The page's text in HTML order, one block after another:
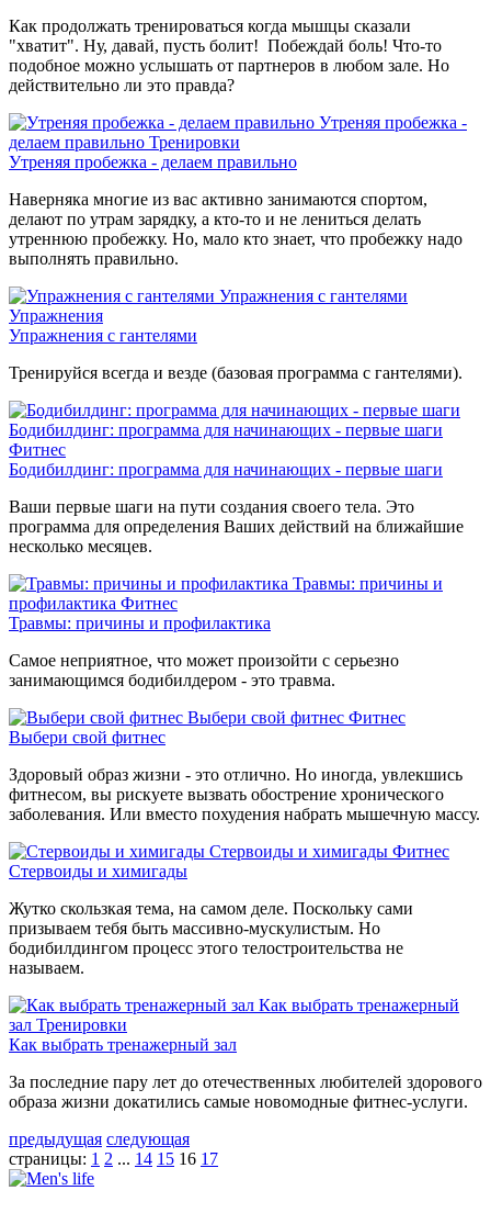
Как продолжать тренироваться когда мышцы сказали
"хватит". Ну, давай, пусть болит! Побеждай боль! Что-то
подобное можно услышать от партнеров в любом зале. Но
действительно ли это правда?
Утреняя пробежка -
делаем правильно Тренировки
Утреняя пробежка - делаем правильно
Наверняка многие из вас активно занимаются спортом,
делают по утрам зарядку, а кто-то и не лениться делать
утреннюю пробежку. Но, мало кто знает, что пробежку надо
выполнять правильно.
Упражнения с гантелями
Упражнения
Упражнения с гантелями
Тренируйся всегда и везде (базовая программа с гантелями).
Бодибилдинг: программа для начинающих - первые шаги
Фитнес
Бодибилдинг: программа для начинающих - первые шаги
Ваши первые шаги на пути создания своего тела. Это
программа для определения Ваших действий на ближайшие
несколько месяцев.
Травмы: причины и
профилактика Фитнес
Травмы: причины и профилактика
Самое неприятное, что может произойти с серьезно
занимающимся бодибилдером - это травма.
Выбери свой фитнес Фитнес
Выбери свой фитнес
Здоровый образ жизни - это отлично. Но иногда, увлекшись
фитнесом, вы рискуете вызвать обострение хронического
заболевания. Или вместо похудения набрать мышечную массу.
Стервоиды и химигады Фитнес
Стервоиды и химигады
Жутко скользкая тема, на самом деле. Поскольку сами
призываем тебя быть массивно-мускулистым. Но
бодибилдингом процесс этого телостроительства не
называем.
Как выбрать тренажерный
зал Тренировки
Как выбрать тренажерный зал
За последние пару лет до отечественных любителей здорового
образа жизни докатились самые новомодные фитнес-услуги.
предыдущая следующая
страницы: 1 2 ... 14 15 16 17